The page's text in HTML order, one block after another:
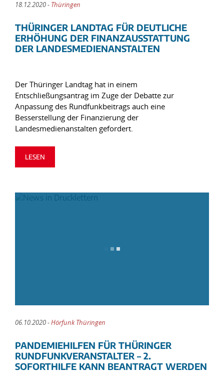
18.12.2020 - Thüringen
THÜRINGER LANDTAG FÜR DEUTLICHE
ERHÖHUNG DER FINANZAUSSTATTUNG
DER LANDESMEDIENANSTALTEN
Der Thüringer Landtag hat in einem
Entschließungsantrag im Zuge der Debatte zur
Anpassung des Rundfunkbeitrags auch eine
Besserstellung der Finanzierung der
Landesmedienanstalten gefordert.
LESEN
06.10.2020 -Hörfunk Thüringen
PANDEMIEHILFEN FÜR THÜRINGER
RUNDFUNKVERANSTALTER – 2.
SOFORTHILFE KANN BEANTRAGT WERDEN